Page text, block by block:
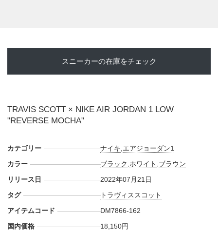
スニーカーの在庫をチェック
TRAVIS SCOTT × NIKE AIR JORDAN 1 LOW
"REVERSE MOCHA"
カテゴリー ナイキ エアジョーダン1
カラー
ブラック ホワイト ブラウン
リリース日
2022年07月21日
タグ
トラヴィススコット
アイテムコード
DM7866-162
国内価格
18,150円